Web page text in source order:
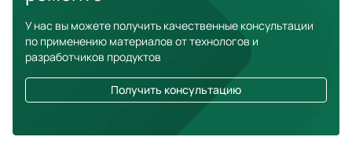
У нас вы можете получить качественные консультации
по применению материалов от технологов и
разработчиков продуктов
Получить консультацию